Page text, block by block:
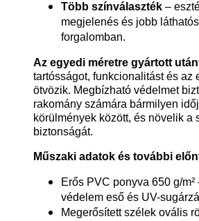
Több színválaszték –
megjelenés és jobb
forgalomban.
Az egyedi méretre gyártott
tartósságot, funkcionalitást és az
ötvözik. Megbízható védelmet
rakomány számára bármilyen
körülmények között, és növelik a
biztonságát.
Műszaki adatok és további
Erős PVC ponyva 650 g/m²
védelem eső és UV-
Megerősített szélek ovális